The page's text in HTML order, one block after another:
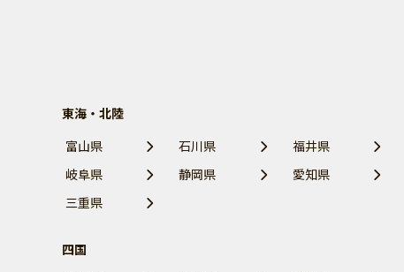
東海・北陸
富山県
石川県
福井県
岐阜県
静岡県
愛知県
三重県
四国